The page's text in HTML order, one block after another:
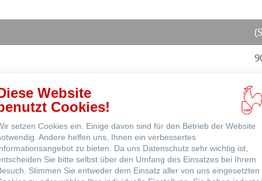
pro Packung
Innendurchmesser x Höhe
Außendurchmesser x Höhe
Website
Cookies!
setzen Cookies ein. Einige davon sind für den Betrieb der Website
Andere helfen uns, Ihnen ein verbessertes
zu bieten. Da uns Datenschutz sehr wichtig ist,
Sie bitte selbst über den Umfang des Einsatzes bei Ihrem
Stimmen Sie entweder dem Einsatz aller von uns eingesetzten